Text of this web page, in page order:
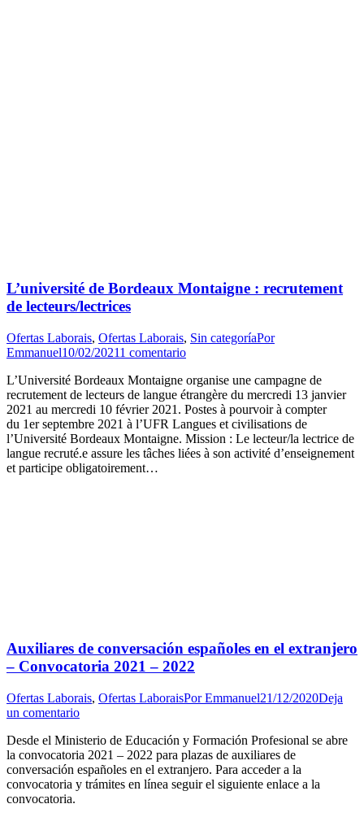
L’université de Bordeaux Montaigne : recrutement
de lecteurs/lectrices
Ofertas Laborais, Ofertas Laborais, Sin categoríaPor
Emmanuel10/02/20211 comentario
L’Université Bordeaux Montaigne organise une campagne de
recrutement de lecteurs de langue étrangère du mercredi 13 janvier
2021 au mercredi 10 février 2021. Postes à pourvoir à compter
du 1er septembre 2021 à l’UFR Langues et civilisations de
l’Université Bordeaux Montaigne. Mission : Le lecteur/la lectrice de
langue recruté.e assure les tâches liées à son activité d’enseignement
et participe obligatoirement…
Auxiliares de conversación españoles en el extranjero
– Convocatoria 2021 – 2022
Ofertas Laborais, Ofertas LaboraisPorEmmanuel21/12/2020Deja
un comentario
Desde el Ministerio de Educación y Formación Profesional se abre
la convocatoria 2021 – 2022 para plazas de auxiliares de
conversación españoles en el extranjero. Para acceder a la
convocatoria y trámites en línea seguir el siguiente enlace a la
convocatoria.